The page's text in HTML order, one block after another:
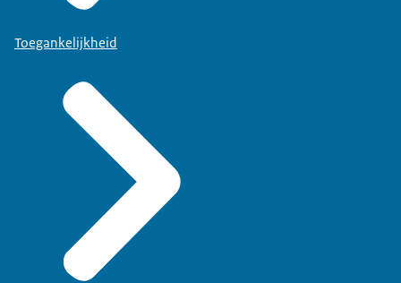
Toegankelijkheid